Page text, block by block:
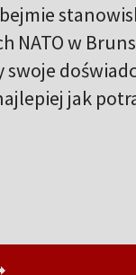
NATO w
jak